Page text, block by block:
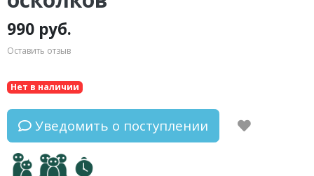
990 руб.
Оставить отзыв
Нет в наличии
Уведомить о поступлении